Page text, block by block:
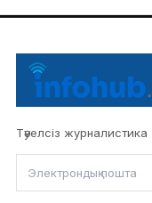
Тәуелсіз журналистика